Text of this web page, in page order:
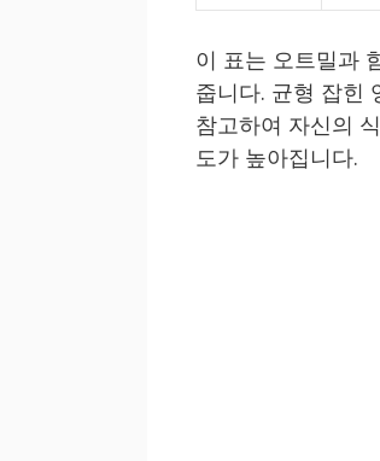
이 표는 오트밀과
줍니다. 균형 잡힌
참고하여 자신의
도가 높아집니다.